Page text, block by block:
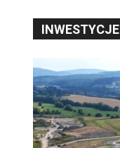
INWESTYCJE